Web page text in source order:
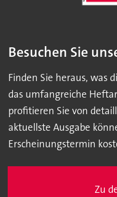
Besuchen Sie
Finden Sie heraus, was
das umfangreiche
profitieren Sie von
aktuellste Ausgabe
Erscheinungstermin
Zu